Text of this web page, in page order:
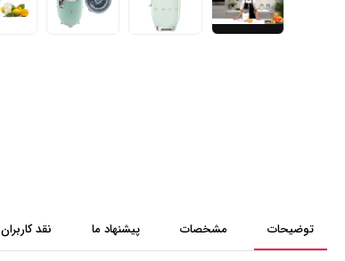
توضیحات مشخصات پیشنهاد ما نقد کاربران